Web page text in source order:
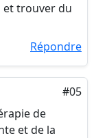
et trouver du
Répondre
#05
de
et de la